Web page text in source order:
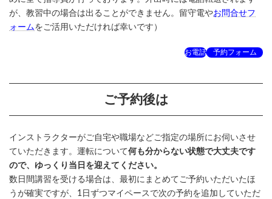
が、教習中の場合は出ることができません。留守電やお問合せフ
ォームをご活用いただければ幸いです）
お電話 予約フォーム
ご予約後は
インストラクターがご自宅や職場などご指定の場所にお伺いさせ
ていただきます。運転について何も分からない状態で大丈夫です
ので、ゆっくり当日を迎えてください。
数日間講習を受ける場合は、最初にまとめてご予約いただいたほ
うが確実ですが、1日ずつマイペースで次の予約を追加していただ